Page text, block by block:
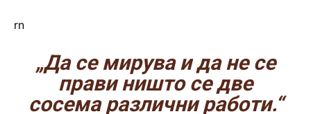
rn
„Да се мирува и да не се
прави ништо се две
сосема различни работи.“